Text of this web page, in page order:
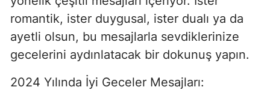
romantik, ister duygusal, ister dualı ya da
ayetli olsun, bu mesajlarla sevdiklerinize
gecelerini aydınlatacak bir dokunuş yapın.
2024 Yılında İyi Geceler Mesajları: